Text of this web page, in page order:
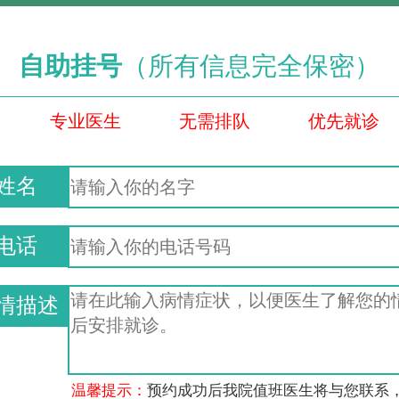
自助挂号 （所有信息完全保密）
专业医生 无需排队 优先就诊
名
话
描述
温馨提示：预约成功后我院值班医生将与您联系